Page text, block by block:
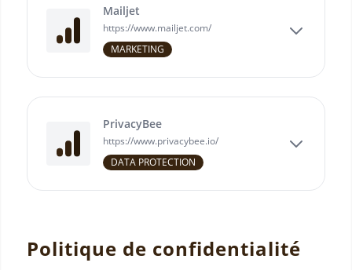
Mailjet
https://www.mailjet.com/
MARKETING
PrivacyBee
https://www.privacybee.io/
DATA PROTECTION
Politique de confidentialité